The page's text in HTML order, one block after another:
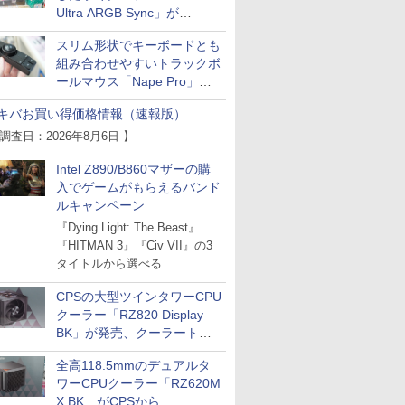
Ultra ARGB Sync」が
Thermaltakeから
スリム形状でキーボードとも
組み合わせやすいトラックボ
ールマウス「Nape Pro」が
Keychronから
バお買い得価格情報（速報版）
査日：2026年8月6日 】
Intel Z890/B860マザーの購
入でゲームがもらえるバンド
ルキャンペーン
『Dying Light: The Beast』
『HITMAN 3』『Civ VII』の3
タイトルから選べる
CPSの大型ツインタワーCPU
クーラー「RZ820 Display
BK」が発売、クーラートッ
プに5インチ液晶搭載
全高118.5mmのデュアルタ
ワーCPUクーラー「RZ620M
X BK」がCPSから